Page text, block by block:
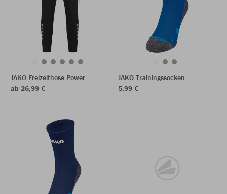
JAKO Freizeithose Power
ab 26,99 €
JAKO Trainingssocken
5,99 €